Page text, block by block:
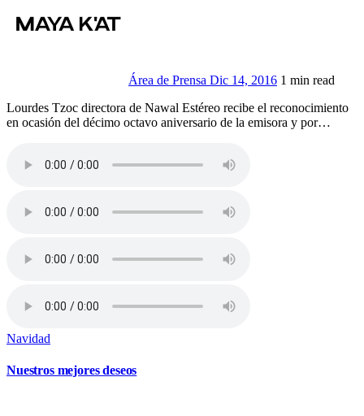
Área de Prensa Dic 14, 2016 1 min read
Lourdes Tzoc directora de Nawal Estéreo recibe el reconocimiento
en ocasión del décimo octavo aniversario de la emisora y por…
Navidad
Nuestros mejores deseos